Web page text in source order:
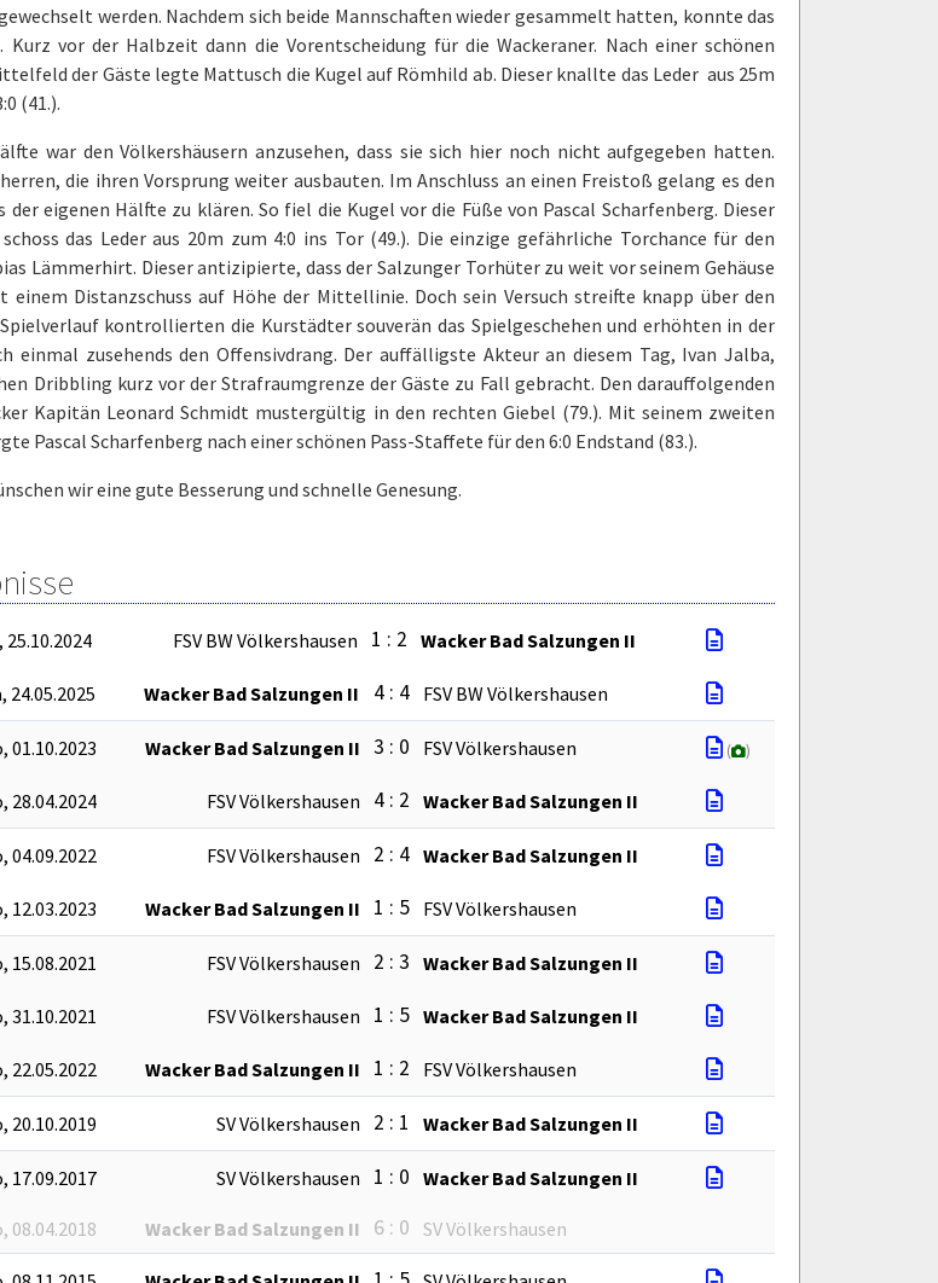
werden. Nachdem sich beide Mannschaften wieder gesammelt hatten, konnte das
vor der Halbzeit dann die Vorentscheidung für die Wackeraner. Nach einer schönen
der Gäste legte Mattusch die Kugel auf Römhild ab. Dieser knallte das Leder aus 25m
(41.).
war den Völkershäusern anzusehen, dass sie sich hier noch nicht aufgegeben hatten.
die ihren Vorsprung weiter ausbauten. Im Anschluss an einen Freistoß gelang es den
eigenen Hälfte zu klären. So fiel die Kugel vor die Füße von Pascal Scharfenberg. Dieser
das Leder aus 20m zum 4:0 ins Tor (49.). Die einzige gefährliche Torchance für den
Lämmerhirt. Dieser antizipierte, dass der Salzunger Torhüter zu weit vor seinem Gehäuse
einem Distanzschuss auf Höhe der Mittellinie. Doch sein Versuch streifte knapp über den
kontrollierten die Kurstädter souverän das Spielgeschehen und erhöhten in der
einmal zusehends den Offensivdrang. Der auffälligste Akteur an diesem Tag, Ivan Jalba,
Dribbling kurz vor der Strafraumgrenze der Gäste zu Fall gebracht. Den darauffolgenden
Kapitän Leonard Schmidt mustergültig in den rechten Giebel (79.). Mit seinem zweiten
Pascal Scharfenberg nach einer schönen Pass-Staffete für den 6:0 Endstand (83.).
wir eine gute Besserung und schnelle Genesung.
25.10.2024 FSV BW Völkershausen 1 : 2 Wacker Bad Salzungen II
24.05.2025 Wacker Bad Salzungen II 4 : 4 FSV BW Völkershausen
01.10.2023 Wacker Bad Salzungen II 3 : 0 FSV Völkershausen ( )
28.04.2024 FSV Völkershausen 4 : 2 Wacker Bad Salzungen II
04.09.2022 FSV Völkershausen 2 : 4 Wacker Bad Salzungen II
12.03.2023 Wacker Bad Salzungen II 1 : 5 FSV Völkershausen
15.08.2021 FSV Völkershausen 2 : 3 Wacker Bad Salzungen II
31.10.2021 FSV Völkershausen 1 : 5 Wacker Bad Salzungen II
22.05.2022 Wacker Bad Salzungen II 1 : 2 FSV Völkershausen
20.10.2019 SV Völkershausen 2 : 1 Wacker Bad Salzungen II
17.09.2017 SV Völkershausen 1 : 0 Wacker Bad Salzungen II
08.04.2018 Wacker Bad Salzungen II 6 : 0 SV Völkershausen